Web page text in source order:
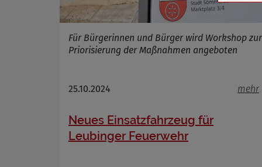
Für Bürgerinnen und Bürger wird Workshop zur
Priorisierung der Maßnahmen angeboten
25.10.2024 mehr
Neues Einsatzfahrzeug für
Leubinger Feuerwehr
Name
Zweck